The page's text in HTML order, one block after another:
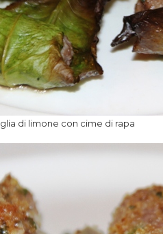
di limone con cime di rapa